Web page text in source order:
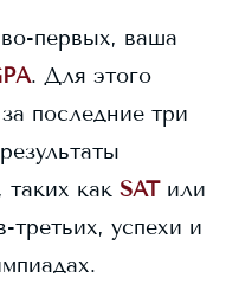
первых, ваша
. Для этого
последние три
таких как SAT или
третьих, успехи и